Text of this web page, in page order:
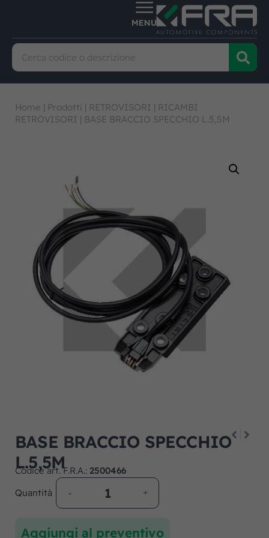
Home | Prodotti | RETROVISORI | RICAMBI
RETROVISORI | BASE BRACCIO SPECCHIO L.5,5M
BASE BRACCIO SPECCHIO
L.5,5M
Codice art. F.R.A.: 2500466
Quantità
Aggiungi al preventivo